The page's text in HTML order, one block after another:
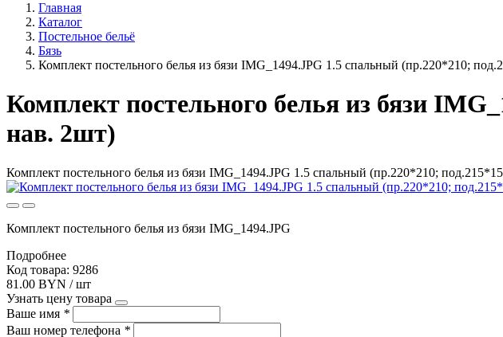
Главная
Каталог
Постельное бельё
Бязь
Комплект постельного белья из бязи IMG_1494.JPG 1.5 спальный (пр.220*210;
Комплект постельного белья из бязи
нав. 2шт)
Комплект постельного белья из бязи IMG_1494.JPG 1.5 спальный (пр.220*210;
Комплект постельного белья из бязи IMG_1494.JPG
Подробнее
Код товара: 9286
81.00 BYN / шт
Узнать цену товара
Ваше имя *
Ваш номер телефона *